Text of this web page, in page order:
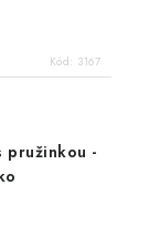
Kód: 3167
pružinkou -